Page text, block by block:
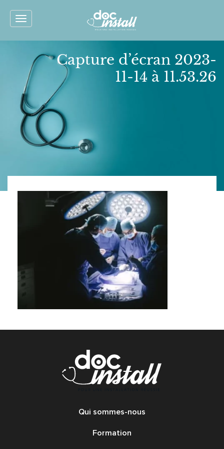
Toggle
Capture d’écran 2023-
11-14 à 11.53.26
Qui sommes-nous
Formation